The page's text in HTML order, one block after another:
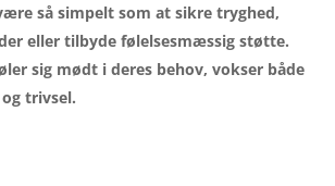
så simpelt som at sikre tryghed,
eller tilbyde følelsesmæssig støtte.
sig mødt i deres behov, vokser både
trivsel.